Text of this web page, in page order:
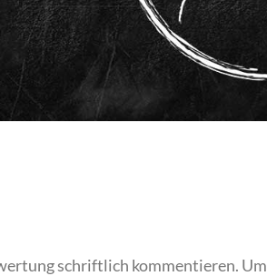
schriftlich kommentieren. Um